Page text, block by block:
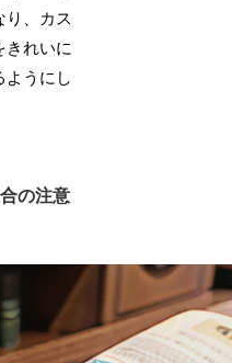
り、カス
きれいに
ようにし
の注意